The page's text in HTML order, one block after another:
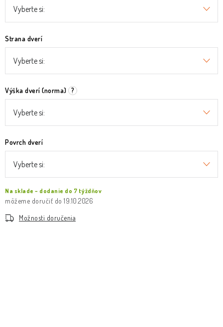
Strana dverí
Výška dverí (norma) ?
Povrch dverí
Na sklade – dodanie do 7 týždňov
19.10.2026
Možnosti doručenia